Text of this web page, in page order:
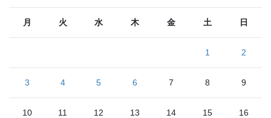
月 火 水 木 金 土 日
1 2
3 4 5 6 7 8 9
10 11 12 13 14 15 16